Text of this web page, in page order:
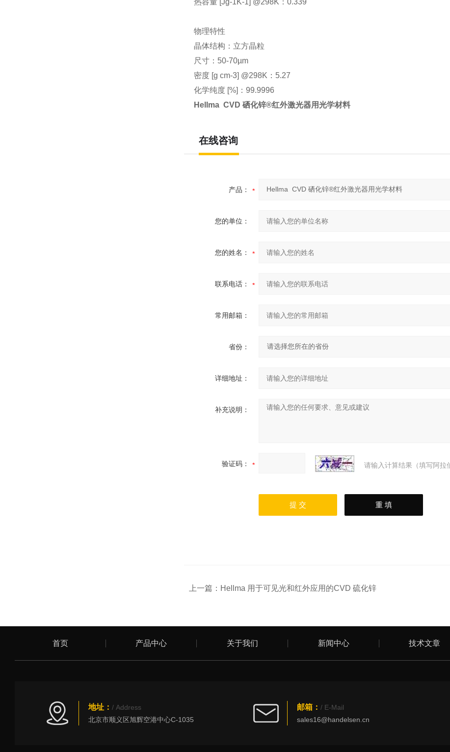
热容量 [Jg-1K-1] @298K：0.339
物理特性
晶体结构：立方晶粒
尺寸：50-70µm
密度 [g cm-3] @298K：5.27
化学纯度 [%]：99.9996
Hellma CVD 硒化锌®红外激光器用光学材料
在线咨询
产品：
您的单位：
您的姓名：
联系电话：
常用邮箱：
省份：
详细地址：
补充说明：
验证码： 请输入计算结果（填写阿拉
上一篇： Hellma 用于可见光和红外应用的CVD 硫化锌
首页 产品中心 关于我们 新闻中心 技术文章
地址： / Address
北京市顺义区旭辉空港中心C-1035
邮箱： / E-Mail
sales16@handelsen.cn